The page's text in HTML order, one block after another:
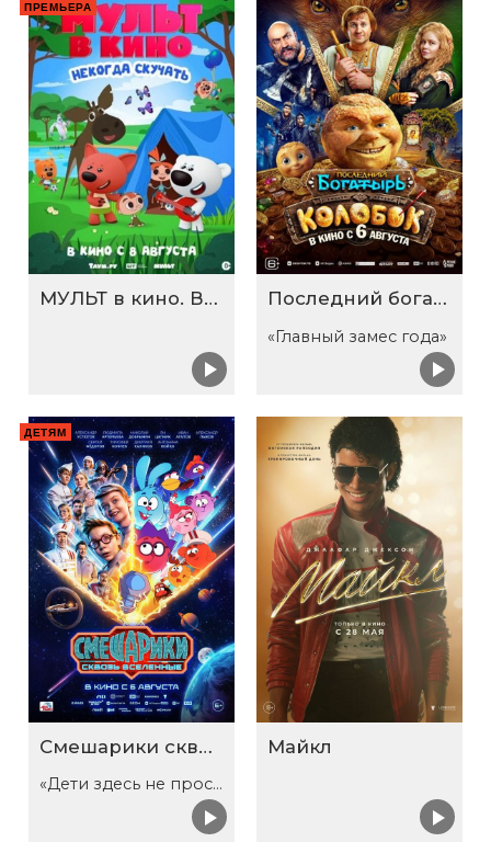
ПРЕМЬЕРА
МУЛЬТ в кино. Выпуск №198. Некогда скучать Последний богатырь. Колобок
«Главный замес года»
ДЕТЯМ
Смешарики сквозь вселенные
«Дети здесь не просто так»
Майкл